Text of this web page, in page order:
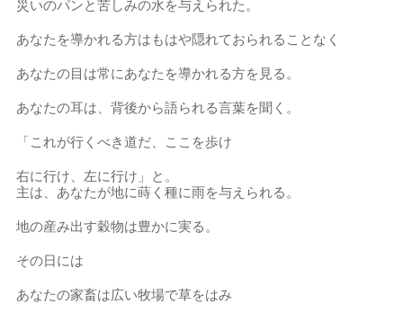
災いのパンと苦しみの水を与えられた。
あなたを導かれる方はもはや隠れておられることなく
あなたの目は常にあなたを導かれる方を見る。
あなたの耳は、背後から語られる言葉を聞く。
「これが行くべき道だ、ここを歩け
右に行け、左に行け」と。
主は、あなたが地に蒔く種に雨を与えられる。
地の産み出す穀物は豊かに実る。
その日には
あなたの家畜は広い牧場で草をはみ